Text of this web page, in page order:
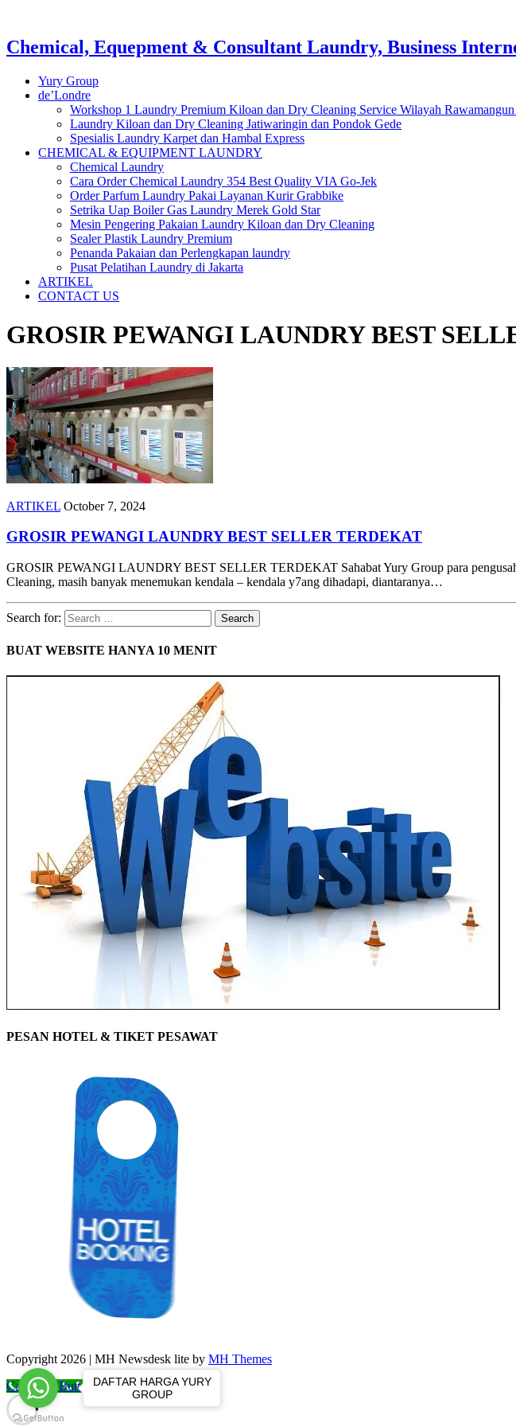
Chemical, Equepment & Consultant Laundry, Business
Yury Group
de’Londre
Workshop 1 Laundry Premium Kiloan dan Dry Cleaning Service Wilayah
Laundry Kiloan dan Dry Cleaning Jatiwaringin dan Pondok Gede
Spesialis Laundry Karpet dan Hambal Express
CHEMICAL & EQUIPMENT LAUNDRY
Chemical Laundry
Cara Order Chemical Laundry 354 Best Quality VIA Go-Jek
Order Parfum Laundry Pakai Layanan Kurir Grabbike
Setrika Uap Boiler Gas Laundry Merek Gold Star
Mesin Pengering Pakaian Laundry Kiloan dan Dry Cleaning
Sealer Plastik Laundry Premium
Penanda Pakaian dan Perlengkapan laundry
Pusat Pelatihan Laundry di Jakarta
ARTIKEL
CONTACT US
GROSIR PEWANGI LAUNDRY BEST
ARTIKEL October 7, 2024
GROSIR PEWANGI LAUNDRY BEST SELLER TERDEKAT
GROSIR PEWANGI LAUNDRY BEST SELLER TERDEKAT Sahabat Yury Group para
Cleaning, masih banyak menemukan kendala – kendala y7ang dihadapi, diantaranya…
Search for:
BUAT WEBSITE HANYA 10 MENIT
PESAN HOTEL & TIKET PESAWAT
Copyright 2026 | MH Newsdesk lite by MH Themes
Call Now Button DAFTAR HARGA YURY
GROUP